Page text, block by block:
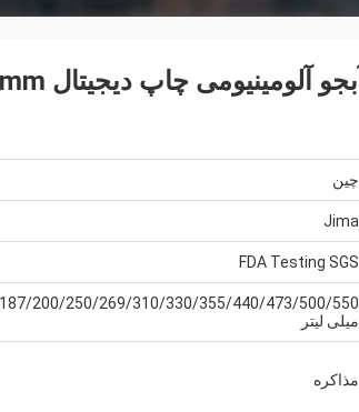
چين
Jima
FDA Testing SGS
187/200/250/269/310/330/355/440/473/500/550
میلی لیتر
مذاکره